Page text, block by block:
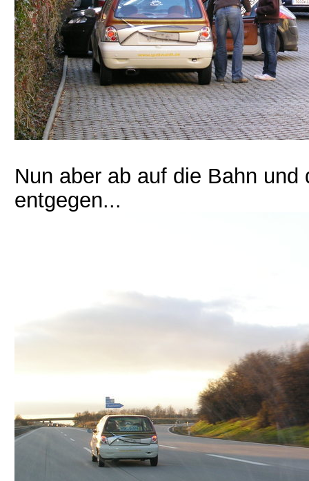
Nun aber ab auf die Bahn
entgegen...